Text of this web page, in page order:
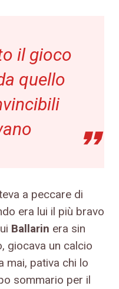
il gioco
quello
a peccare di
era lui il più bravo
Ballarin era sin
giocava un calcio
mai, pativa chi lo
sommario per il